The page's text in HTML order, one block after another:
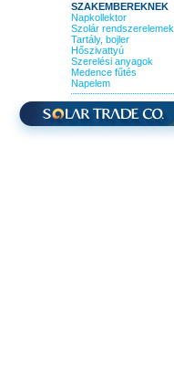
SZAKEMBEREKNEK
Napkollektor
Szolár rendszerelemek
Tartály, bojler
Hőszivattyú
Szerelési anyagok
Medence fűtés
Napelem